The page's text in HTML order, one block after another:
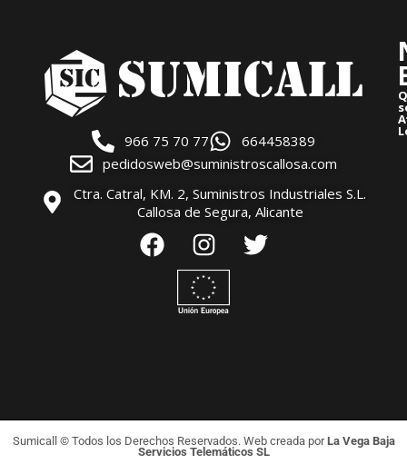
966 75 70 77
664458389
pedidosweb@suministroscallosa.com
Ctra. Catral, KM. 2, Suministros Industriales S.L.
Callosa de Segura, Alicante
Sumicall © Todos los Derechos Reservados. Web creada porLa Vega Baja
Servicios Telemáticos SL